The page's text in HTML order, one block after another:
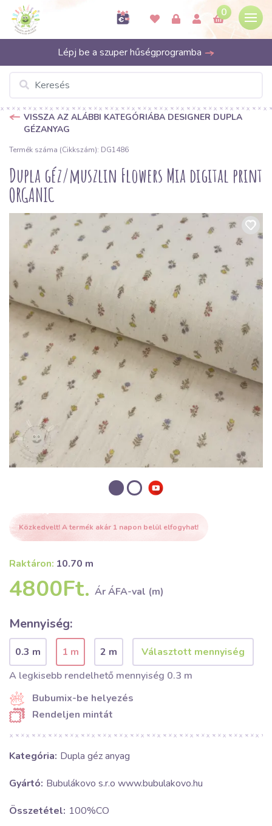
0
Lépj be a szuper hűségprogramba
VISSZA AZ ALÁBBI KATEGÓRIÁBA DESIGNER DUPLA
GÉZANYAG
Termék száma (Cikkszám): DG1486
Dupla géz/muszlin Flowers Mia digital print
ORGANIC
Közkedvelt! A termék akár 1 napon belül elfogyhat!
Raktáron: 10.70 m
4800Ft. Ár ÁFA-val (m)
Mennyiség:
0.3 m 1 m
2 m
A legkisebb rendelhető mennyiség 0.3 m
Bubumix-be helyezés
Rendeljen mintát
Kategória: Dupla géz anyag
Gyártó: Bubulákovo s.r.o www.bubulakovo.hu
Összetétel: 100%CO